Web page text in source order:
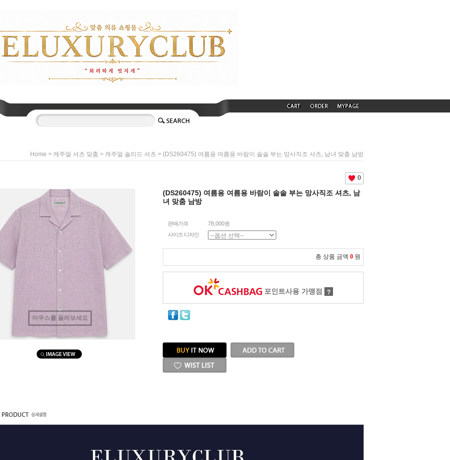
Home > 캐주얼 셔츠 맞춤 > 캐주얼 솔리드 셔츠 > (DS260475) 여름용 여름용 바람이 솔솔 부는 망사직조 셔츠, 남녀 맞춤 남방
마우스를 올려보세요
0
(DS260475) 여름용 여름용 바람이 솔솔 부는 망사직조 셔츠, 남
녀 맞춤 남방
판매가격
78,000원
사이즈 디자인
총 상품 금액 0 원
포인트사용 가맹점 ?